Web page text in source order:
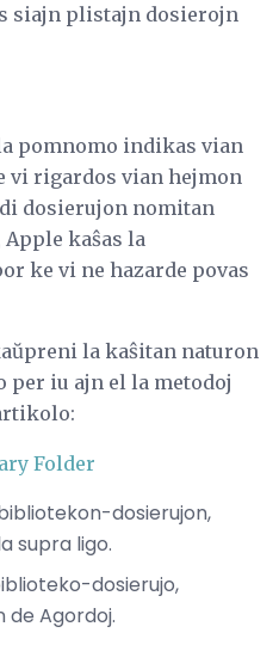
siajn plistajn dosierojn
pomnomo indikas vian
vi rigardos vian hejmon
dosierujon nomitan
kaŝas la
ke vi ne hazarde povas
la kaŝitan naturon
per iu ajn el la metodoj
Folder
dosierujon,
supra ligo.
dosierujo,
de Agordoj.